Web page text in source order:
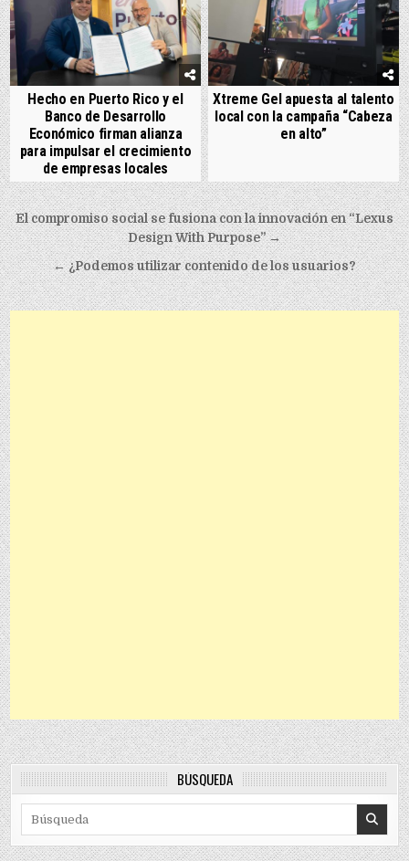
Hecho en Puerto Rico y el
Banco de Desarrollo
Económico firman alianza
para impulsar el crecimiento
de empresas locales
Xtreme Gel apuesta al talento
local con la campaña “Cabeza
en alto”
Post navigation
El compromiso social se fusiona con la innovación en “Lexus
Design With Purpose” →
← ¿Podemos utilizar contenido de los usuarios?
BÚSQUEDA
Search for: